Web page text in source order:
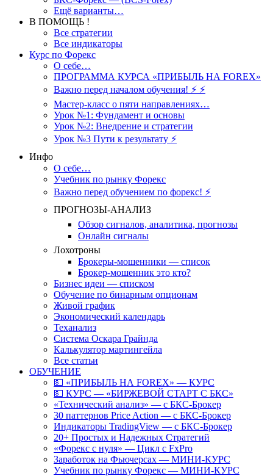
Ещё варианты…
В ПОМОЩЬ !
Все стратегии
Все индикаторы
Курс по Форекс
О себе…
ПРОГРАММА КУРСА «ПРИБЫЛЬ НА FOREX»
Важно перед началом обучения! ⚡ ⚡
Мастер-класс о пяти направлениях…
Урок №1: Фундамент и основы
Урок №2: Внедрение и стратегии
Урок №3 Пути к результату ⚡️
Инфо
О себе…
Учебник по рынку Форекс
Важно перед обучением по форекс! ⚡
ПРОГНОЗЫ-АНАЛИЗ
Обзор сигналов, аналитика, прогнозы
Онлайн сигналы
Лохотроны
Брокеры-мошенники — список
Брокер-мошенник это кто?
Бизнес идеи — списком
Обучение по бинарным опционам
Живой график
Экономический календарь
Теханализ
Система Оскара Грайнда
Калькулятор мартингейла
Все статьи
ОБУЧЕНИЕ
💵 «ПРИБЫЛЬ НА FOREX» — КУРС
💵 КУРС — «БИРЖЕВОЙ СТАРТ С БКС»
«Технический анализ» — с БКС-Брокер
30 паттернов Price Action — с БКС-Брокер
Индикаторы TradingView — с БКС-Брокер
20+ Простых и Надежных Стратегий
«Форекс с нуля» — Цикл с FxPro
Заработок на Фьючерсах — МИНИ-КУРС
Учебник по рынку Форекс — МИНИ-КУРС